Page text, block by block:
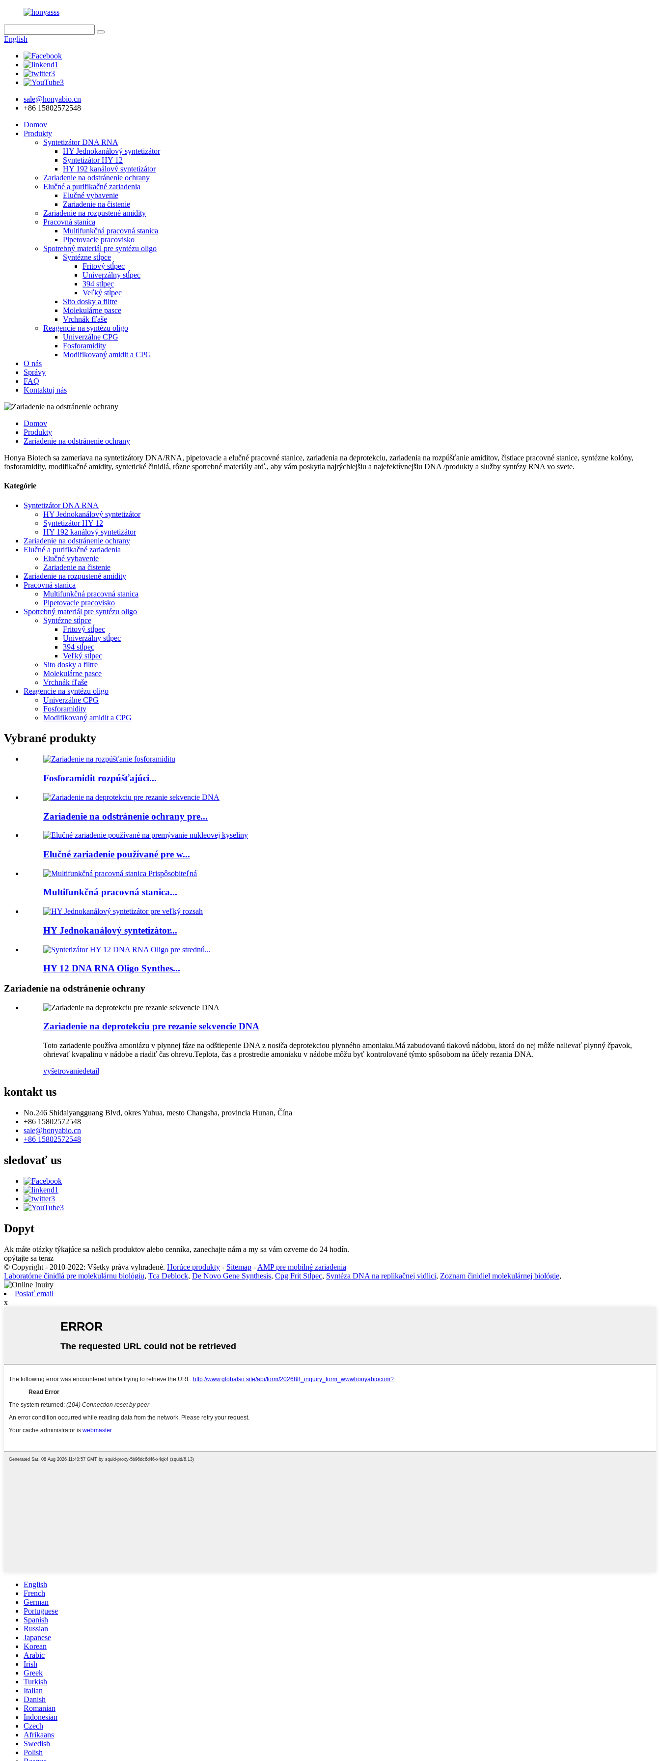
English
sale@honyabio.cn
+86 15802572548
Domov
Produkty
Syntetizátor DNA RNA
HY Jednokanálový syntetizátor
Syntetizátor HY 12
HY 192 kanálový syntetizátor
Zariadenie na odstránenie ochrany
Elučné a purifikačné zariadenia
Elučné vybavenie
Zariadenie na čistenie
Zariadenie na rozpustené amidity
Pracovná stanica
Multifunkčná pracovná stanica
Pipetovacie pracovisko
Spotrebný materiál pre syntézu oligo
Syntézne stĺpce
Fritový stĺpec
Univerzálny stĺpec
394 stĺpec
Veľký stĺpec
Sito dosky a filtre
Molekulárne pasce
Vrchnák fľaše
Reagencie na syntézu oligo
Univerzálne CPG
Fosforamidity
Modifikovaný amidit a CPG
O nás
Správy
FAQ
Kontaktuj nás
Domov
Produkty
Zariadenie na odstránenie ochrany
Honya Biotech sa zameriava na syntetizátory DNA/RNA, pipetovacie a elučné pracovné stanice, zariadenia na deprotekciu, zariadenia na rozpúšťanie amiditov, čistiace pracovné stanice, syntézne kolóny,
fosforamidity, modifikačné amidity, syntetické činidlá, rôzne spotrebné materiály atď., aby vám poskytla najrýchlejšiu a najefektívnejšiu DNA /produkty a služby syntézy RNA vo svete.
Kategórie
Syntetizátor DNA RNA
HY Jednokanálový syntetizátor
Syntetizátor HY 12
HY 192 kanálový syntetizátor
Zariadenie na odstránenie ochrany
Elučné a purifikačné zariadenia
Elučné vybavenie
Zariadenie na čistenie
Zariadenie na rozpustené amidity
Pracovná stanica
Multifunkčná pracovná stanica
Pipetovacie pracovisko
Spotrebný materiál pre syntézu oligo
Syntézne stĺpce
Fritový stĺpec
Univerzálny stĺpec
394 stĺpec
Veľký stĺpec
Sito dosky a filtre
Molekulárne pasce
Vrchnák fľaše
Reagencie na syntézu oligo
Univerzálne CPG
Fosforamidity
Modifikovaný amidit a CPG
Vybrané produkty
Fosforamidit rozpúšťajúci...
Zariadenie na odstránenie ochrany pre...
Elučné zariadenie používané pre w...
Multifunkčná pracovná stanica...
HY Jednokanálový syntetizátor...
HY 12 DNA RNA Oligo Synthes...
Zariadenie na odstránenie ochrany
Zariadenie na deprotekciu pre rezanie sekvencie DNA
Toto zariadenie používa amoniázu v plynnej fáze na odštiepenie DNA z nosiča deprotekciou plynného amoniaku.Má zabudovanú tlakovú nádobu, ktorá do nej môže nalievať plynný čpavok,
ohrievať kvapalinu v nádobe a riadiť čas ohrevu.Teplota, čas a prostredie amoniaku v nádobe môžu byť kontrolované týmto spôsobom na účely rezania DNA.
vyšetrovaniedetail
kontakt us
No.246 Shidaiyangguang Blvd, okres Yuhua, mesto Changsha, provincia Hunan, Čína
+86 15802572548
sale@honyabio.cn
+86 15802572548
sledovať us
Dopyt
Ak máte otázky týkajúce sa našich produktov alebo cenníka, zanechajte nám a my sa vám ozveme do 24 hodín.
opýtajte sa teraz
© Copyright - 2010-2022: Všetky práva vyhradené. Horúce produkty - Sitemap - AMP pre mobilné zariadenia
Laboratórne činidlá pre molekulárnu biológiu, Tca Deblock, De Novo Gene Synthesis, Cpg Frit Stĺpec, Syntéza DNA na replikačnej vidlici, Zoznam činidiel molekulárnej biológie,
Poslať email
x
English
French
German
Portuguese
Spanish
Russian
Japanese
Korean
Arabic
Irish
Greek
Turkish
Italian
Danish
Romanian
Indonesian
Czech
Afrikaans
Swedish
Polish